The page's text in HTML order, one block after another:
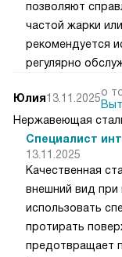
позволяют
частой жарки
рекомендуется
регулярно
Юлия13.11.2025о
Нержавеющая
Специалист
13.11.2025
Качественная
внешний вид при
использовать
протирать
предотвращает